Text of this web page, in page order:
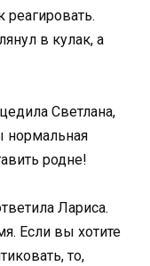
реагировать.
в кулак, а
Светлана,
нормальная
родне!
Лариса.
Если вы хотите
то,